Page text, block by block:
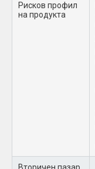
Рисков профил
на продукта